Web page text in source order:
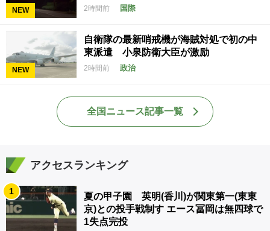
NEW 2時間前 国際
NEW
自衛隊の最新哨戒機が海賊対処で初の中
東派遣 小泉防衛大臣が激励
2時間前 政治
全国ニュース記事一覧
アクセスランキング
1
夏の甲子園 英明(香川)が関東第一(東東
京)との投手戦制す エース冨岡は無四球で
1失点完投